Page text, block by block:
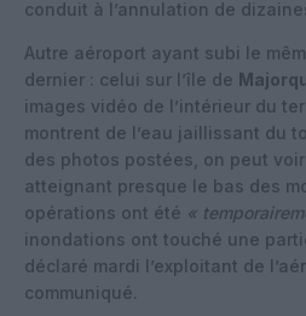
conduit à l’annulation de
Autre aéroport ayant subi le
dernier : celui sur l’île de
images vidéo de l’intérieur du
montrent de l’eau jaillissant du
des photos postées, on peut
atteignant presque le bas des
opérations ont été «
inondations ont touché une
déclaré mardi l’exploitant de
communiqué.